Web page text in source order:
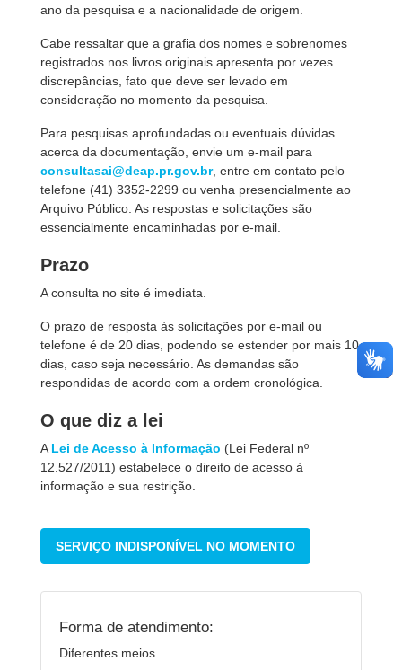
ano da pesquisa e a nacionalidade de origem.
Cabe ressaltar que a grafia dos nomes e sobrenomes
registrados nos livros originais apresenta por vezes
discrepâncias, fato que deve ser levado em
consideração no momento da pesquisa.
Para pesquisas aprofundadas ou eventuais dúvidas
acerca da documentação, envie um e-mail para
consultasai@deap.pr.gov.br, entre em contato pelo
telefone (41) 3352-2299 ou venha presencialmente ao
Arquivo Público. As respostas e solicitações são
essencialmente encaminhadas por e-mail.
Prazo
A consulta no site é imediata.
O prazo de resposta às solicitações por e-mail ou
telefone é de 20 dias, podendo se estender por mais 10
dias, caso seja necessário. As demandas são
respondidas de acordo com a ordem cronológica.
O que diz a lei
A Lei de Acesso à Informação (Lei Federal nº
12.527/2011) estabelece o direito de acesso à
informação e sua restrição.
SERVIÇO INDISPONÍVEL NO MOMENTO
Forma de atendimento:
Diferentes meios